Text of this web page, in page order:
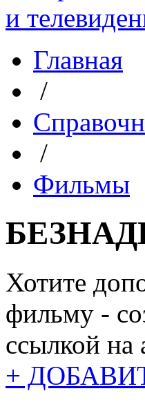
Главная
/
/
Фильмы
Хотите
фильму -
ссылкой на
+